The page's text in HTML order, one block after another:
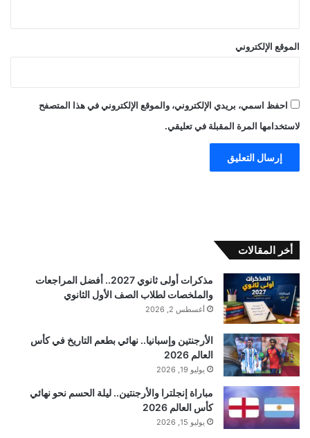
الموقع الإلكتروني
احفظ اسمي، بريدي الإلكتروني، والموقع الإلكتروني في هذا المتصفح
لاستخدامها المرة المقبلة في تعليقي.
أخر المقالات
مذكرات أولى ثانوي 2027.. أفضل المراجعات
والملخصات لطلاب الصف الأول الثانوي
أغسطس 2, 2026
الأرجنتين وإسبانيا.. نهائي بطعم التاريخ في كأس
العالم 2026
يوليو 19, 2026
مباراة إنجلترا والأرجنتين.. ليلة الحسم نحو نهائي
كأس العالم 2026
يوليو 15, 2026